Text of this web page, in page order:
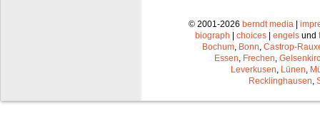
© 2001-2026 berndt media|
biograph
choices engels und
Bochum, Bonn, Castrop-
Essen, Frechen,
Leverkusen, Lünen,
Recklinghausen,